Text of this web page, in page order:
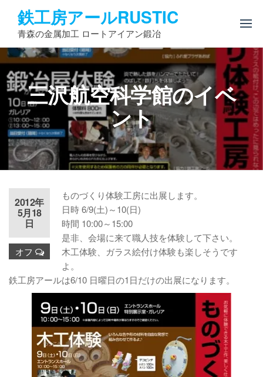
ン
ツ
へ
ス
プ
鉄工房アールRUSTIC
青森の金属加工 ロートアイアン鍛冶
三沢航空科学館のイベ
ント
2012年
5月18
日
オフ
ものづくり体験工房に出展します。
日時 6/9(土)～10(日)
時間 10:00～15:00
是非、会場に来て職人技を体験して下さい。
木工体験、ガラス絵付け体験も楽しそうです
よ。
鉄工房アールは6/10 日曜日の1日だけの出展になります。